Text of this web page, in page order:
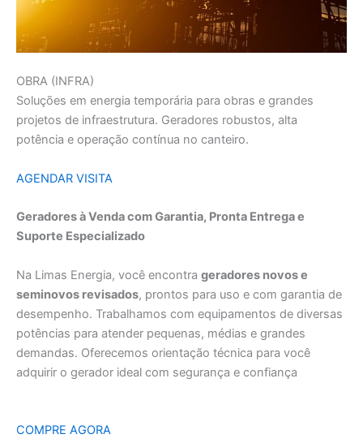
OBRA (INFRA)
Soluções em energia temporária para obras e grandes
projetos de infraestrutura. Geradores robustos, alta
potência e operação contínua no canteiro.
AGENDAR VISITA
Geradores à Venda com Garantia, Pronta Entrega e
Suporte Especializado
Na Limas Energia, você encontra geradores novos e
seminovos revisados, prontos para uso e com garantia de
desempenho. Trabalhamos com equipamentos de diversas
potências para atender pequenas, médias e grandes
demandas. Oferecemos orientação técnica para você
adquirir o gerador ideal com segurança e confiança
COMPRE AGORA